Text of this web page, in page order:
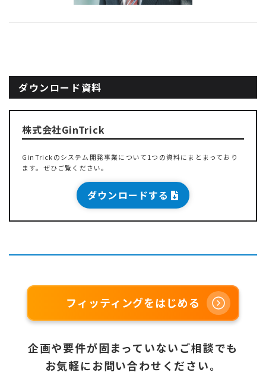
ダウンロード資料
株式会社GinTrick
GinTrickのシステム開発事業について1つの資料にまとまっており
ます。ぜひご覧ください。
ダウンロードする
フィッティングをはじめる
企画や要件が固まっていないご相談でも
お気軽にお問い合わせください。